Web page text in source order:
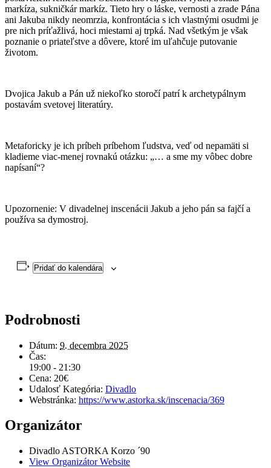
markíza, sukničkár markíz. Tieto hry o láske, vernosti a zrade Pána
ani Jakuba nikdy neomrzia, konfrontácia s ich vlastnými osudmi je
pre nich príťažlivá, hoci miestami aj trpká. Nad všetkým je však
poznanie o priateľstve a dôvere, ktoré im uľahčuje putovanie
životom.
Dvojica Jakub a Pán už niekoľko storočí patrí k archetypálnym
postavám svetovej literatúry.
Metaforicky je ich príbeh príbehom ľudstva, veď od nepamäti si
kladieme viac-menej rovnakú otázku: „… a sme my vôbec dobre
napísaní“?
Upozornenie: V divadelnej inscenácii Jakub a jeho pán sa fajčí a
používa sa dymostroj.
Pridať do kalendára
Podrobnosti
Dátum: 9. decembra 2025
Čas:
19:00 - 21:30
Cena: 20€
Udalosť Kategória: Divadlo
Webstránka: https://www.astorka.sk/inscenacia/369
Organizátor
Divadlo ASTORKA Korzo ´90
View Organizátor Website